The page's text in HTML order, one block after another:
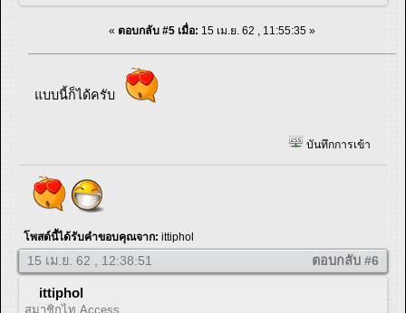
« ตอบกลับ #5 เมื่อ: 15 เม.ย. 62 , 11:55:35 »
แบบนี้ก็ได้ครับ
บันทึกการเข้า
โพสต์นี้ได้รับคำขอบคุณจาก: ittiphol
15 เม.ย. 62 , 12:38:51 ตอบกลับ #6
ittiphol
สมาชิกไท.Access